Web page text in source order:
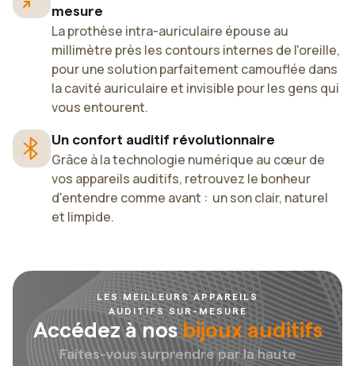
mesure
La prothèse intra-auriculaire épouse au
millimètre près les contours internes de l'oreille,
pour une solution parfaitement camouflée dans
la cavité auriculaire et invisible pour les gens qui
vous entourent.
Un confort auditif révolutionnaire
Grâce à la technologie numérique au cœur de
vos appareils auditifs, retrouvez le bonheur
d'entendre comme avant : un son clair, naturel
et limpide.
LES MEILLEURS APPAREILS
AUDITIFS SUR-MESURE
Accédez à nosbijoux auditifs
Faites-vous surprendre par la haute